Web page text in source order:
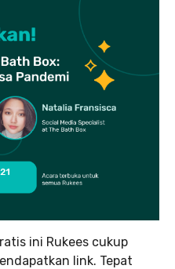
ini Rukees cukup
link. Tepat